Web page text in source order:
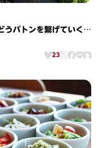
うバトンを繋げていく？
23